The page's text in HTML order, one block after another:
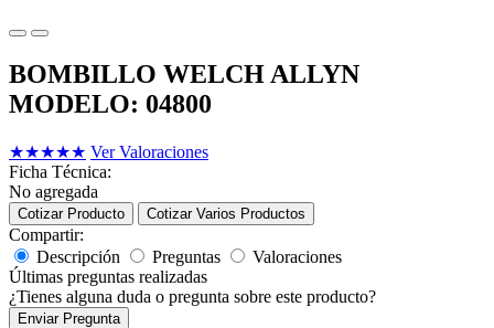
BOMBILLO WELCH ALLYN
MODELO: 04800
★★★★★ Ver Valoraciones
Ficha Técnica:
No agregada
Cotizar Producto Cotizar Varios Productos
Compartir:
Descripción
Preguntas
Valoraciones
Últimas preguntas realizadas
¿Tienes alguna duda o pregunta sobre este producto?
Enviar Pregunta